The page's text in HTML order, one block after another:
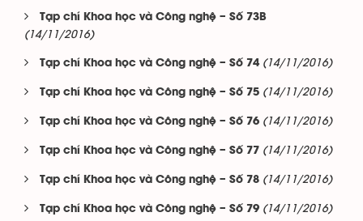
Tạp chí Khoa học và Công nghệ – Số 73B
(14/11/2016)
Tạp chí Khoa học và Công nghệ – Số 74 (14/11/2016)
Tạp chí Khoa học và Công nghệ – Số 75 (14/11/2016)
Tạp chí Khoa học và Công nghệ – Số 76 (14/11/2016)
Tạp chí Khoa học và Công nghệ – Số 77 (14/11/2016)
Tạp chí Khoa học và Công nghệ – Số 78 (14/11/2016)
Tạp chí Khoa học và Công nghệ – Số 79 (14/11/2016)